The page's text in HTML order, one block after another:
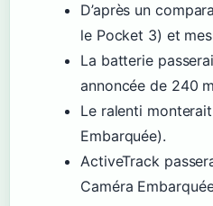
D’après un
le Pocket 3) et
La batterie
annoncée de 240
Le ralenti
Embarquée).
ActiveTrack
Caméra